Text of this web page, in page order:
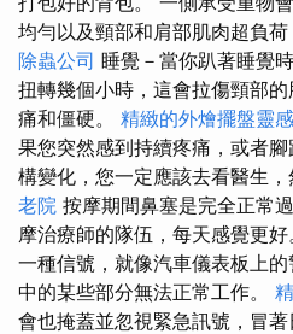
均勻以及頸部和肩部肌肉超負荷
除蟲公司 睡覺－當你趴著睡覺
扭轉幾個小時，這會拉傷頸部
痛和僵硬。 精緻的外燴擺盤靈感
果您突然感到持續疼痛，或者
構變化，您一定應該去看醫生
老院 按摩期間鼻塞是完全正常
摩治療師的隊伍，每天感覺更好
一種信號，就像汽車儀表板上
中的某些部分無法正常工作。
會也掩蓋並忽視緊急訊號，冒